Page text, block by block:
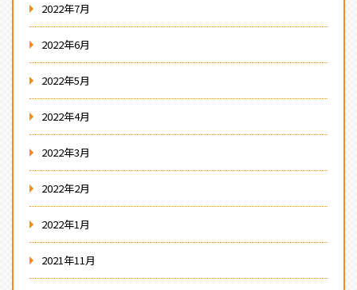
2022年7月
2022年6月
2022年5月
2022年4月
2022年3月
2022年2月
2022年1月
2021年11月